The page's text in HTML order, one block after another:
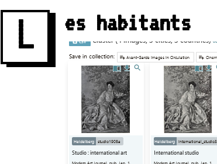
L es habitants